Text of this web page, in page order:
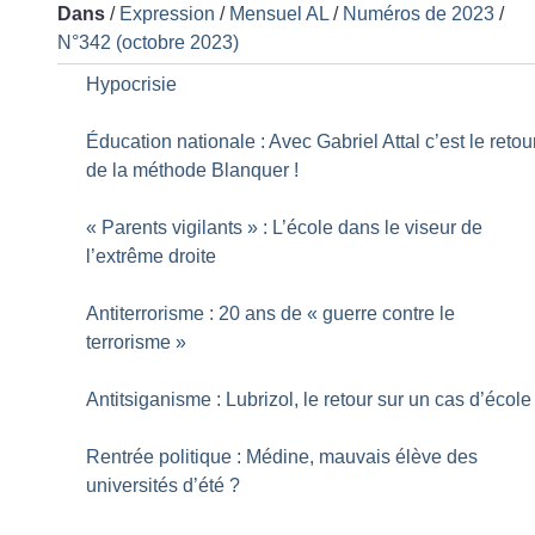
Dans / Expression / Mensuel AL / Numéros de 2023 /
N°342 (octobre 2023)
Hypocrisie
Éducation nationale : Avec Gabriel Attal c’est le
de la méthode Blanquer !
« Parents vigilants » : L’école dans le viseur de
l’extrême droite
Antiterrorisme : 20 ans de « guerre contre le
terrorisme »
Antitsiganisme : Lubrizol, le retour sur un cas d’école
Rentrée politique : Médine, mauvais élève des
universités d’été ?